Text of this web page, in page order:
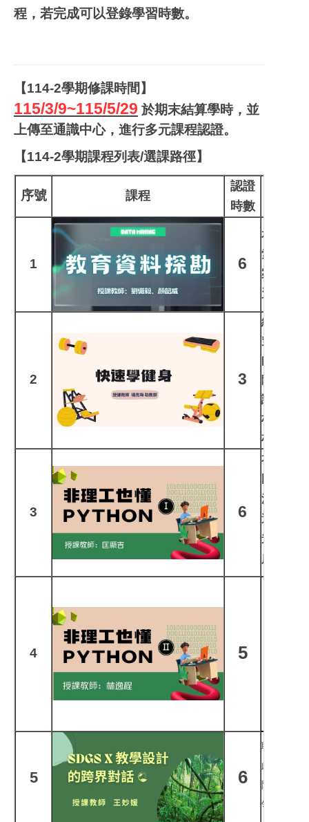
程，若完成可以登錄學習時數。
【114-2學期修課時間】
115/3/9~115/5/29 於期末結算學時，並
上傳至通識中心，進行多元課程認證。
【114-2學期課程列表/選課路徑】
序號 課程
認證
時數
1 6
本課程
索與分析
案例，演
資料分析
2 3
維持好的
穿搭，相
師大運動
隊，以
識。本課
材」、「
材」等…
3 6
本課程
法、資
透過實
進行資
用技能。
4 5
5 6
聯合國永
此如何應
除了介紹
領，適合